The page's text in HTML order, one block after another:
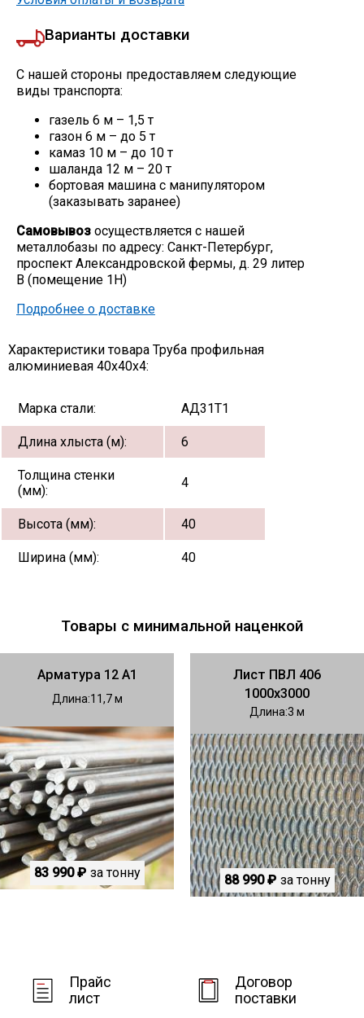
Варианты доставки
С нашей стороны предоставляем следующие
виды транспорта:
газель 6 м – 1,5 т
газон 6 м – до 5 т
камаз 10 м – до 10 т
шаланда 12 м – 20 т
бортовая машина с манипулятором
(заказывать заранее)
Самовывоз осуществляется с нашей
металлобазы по адресу: Санкт-Петербург,
проспект Александровской фермы, д. 29 литер
В (помещение 1Н)
Подробнее о доставке
Характеристики товара Труба профильная
алюминиевая 40х40х4:
Марка стали: АД31Т1
Длина хлыста (м): 6
Толщина стенки
(мм):
4
Высота (мм): 40
Ширина (мм): 40
Товары с минимальной наценкой
Арматура 12 А1
Длина 11,7
83 990 ₽ за тонну
Лист ПВЛ 406
1000х3000
Длина 3
88 990 ₽ за тонну
Прайс
лист
Договор
поставки